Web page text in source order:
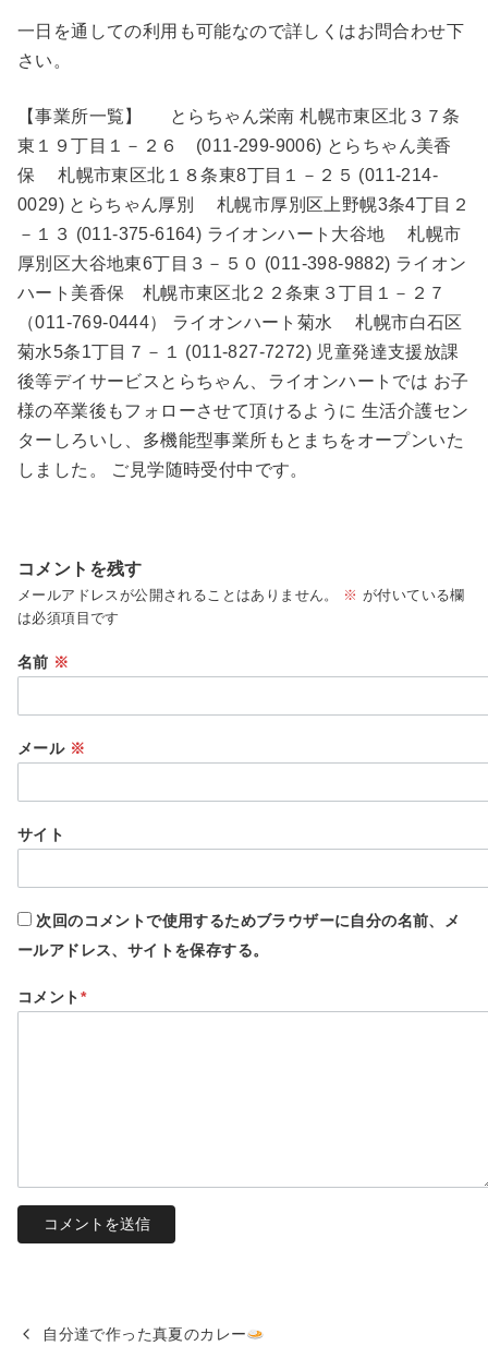
一日を通しての利用も可能なので詳しくはお問合わせ下
さい。
【事業所一覧】 とらちゃん栄南 札幌市東区北３７条
東１９丁目１－２６ (011-299-9006) とらちゃん美香
保 札幌市東区北１８条東8丁目１－２５ (011-214-
0029) とらちゃん厚別 札幌市厚別区上野幌3条4丁目２
－１３ (011-375-6164) ライオンハート大谷地 札幌市
厚別区大谷地東6丁目３－５０ (011-398-9882) ライオン
ハート美香保 札幌市東区北２２条東３丁目１－２７
（011-769-0444） ライオンハート菊水 札幌市白石区
菊水5条1丁目７－１ (011-827-7272) 児童発達支援放課
後等デイサービスとらちゃん、ライオンハートでは お子
様の卒業後もフォローさせて頂けるように 生活介護セン
ターしろいし、多機能型事業所もとまちをオープンいた
しました。 ご見学随時受付中です。
コメントを残す
メールアドレスが公開されることはありません。 ※ が付いている欄
は必須項目です
名前 ※
メール ※
サイト
次回のコメントで使用するためブラウザーに自分の名前、メ
ールアドレス、サイトを保存する。
コメント*
自分達で作った真夏のカレー